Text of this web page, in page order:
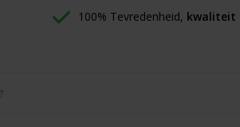
100% Tevredenheid, kwaliteit